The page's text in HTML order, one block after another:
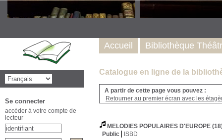
Catalogue en ligne de la
A partir de cette page vous pouvez :
Retourner au premier écran avec les
MELODIES POPULAIRES D'EUROPE
Public
ISBD
Accueil Bibliothèque
Se connecter
accéder à votre compte de
lecteur